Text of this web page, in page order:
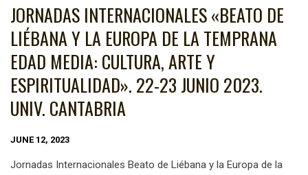
JORNADAS INTERNACIONALES «BEATO DE
LIÉBANA Y LA EUROPA DE LA TEMPRANA
EDAD MEDIA: CULTURA, ARTE Y
ESPIRITUALIDAD». 22-23 JUNIO 2023.
UNIV. CANTABRIA
JUNE 12, 2023
Jornadas Internacionales Beato de Liébana y la Europa de la